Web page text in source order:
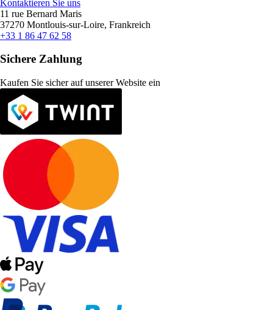
Kontaktieren Sie uns
11 rue Bernard Maris
37270 Montlouis-sur-Loire, Frankreich
+33 1 86 47 62 58
Sichere Zahlung
Kaufen Sie sicher auf unserer Website ein